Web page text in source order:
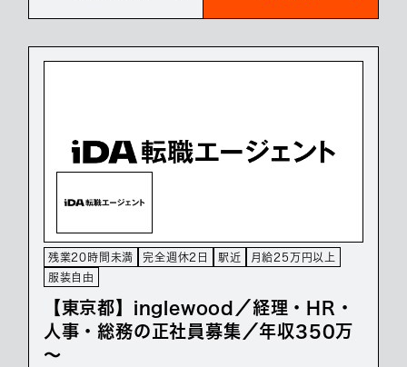
残業20時間未満 完全週休2日 駅近
月給25万円以上
服装自由
【東京都】inglewood／経理・HR・
人事・総務の正社員募集／年収350万
～